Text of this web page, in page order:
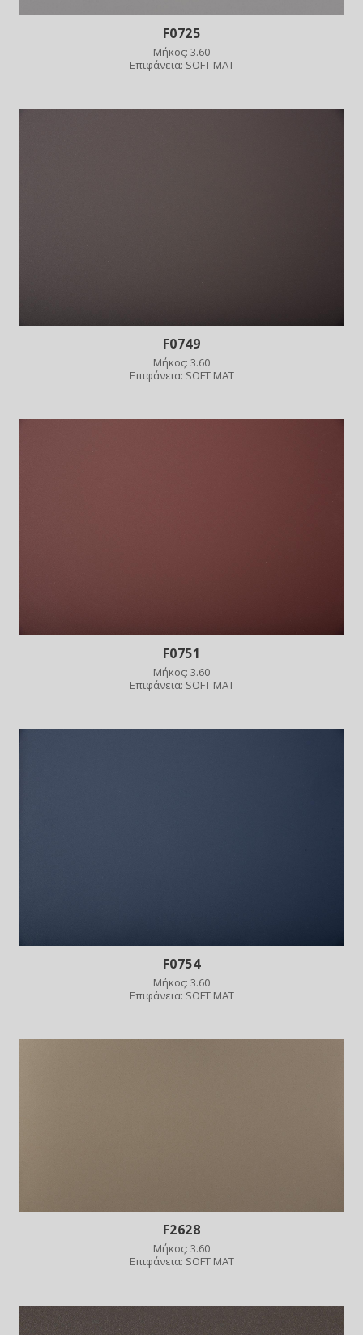
F0725
Μήκος: 3.60
Επιφάνεια: SOFT MAT
F0749
Μήκος: 3.60
Επιφάνεια: SOFT MAT
F0751
Μήκος: 3.60
Επιφάνεια: SOFT MAT
F0754
Μήκος: 3.60
Επιφάνεια: SOFT MAT
F2628
Μήκος: 3.60
Επιφάνεια: SOFT MAT